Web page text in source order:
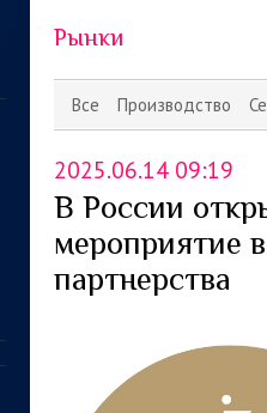
Все Производство
Рынки
2025.06.14 09:19
В России
мероприятие
партнерства